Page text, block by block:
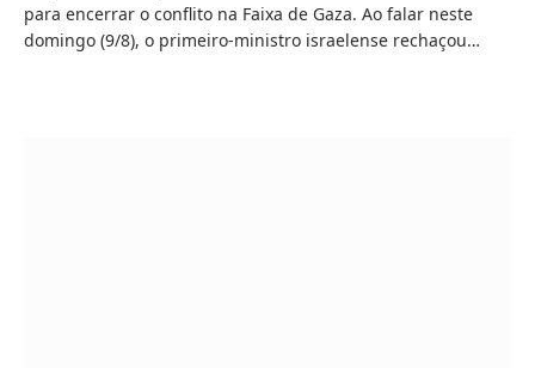
para encerrar o conflito na Faixa de Gaza. Ao falar neste
domingo (9/8), o primeiro-ministro israelense rechaçou…